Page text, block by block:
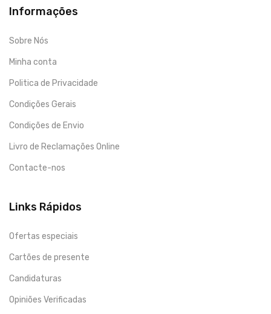
Informações
Sobre Nós
Minha conta
Politica de Privacidade
Condições Gerais
Condições de Envio
Livro de Reclamações Online
Contacte-nos
Links Rápidos
Ofertas especiais
Cartões de presente
Candidaturas
Opiniões Verificadas